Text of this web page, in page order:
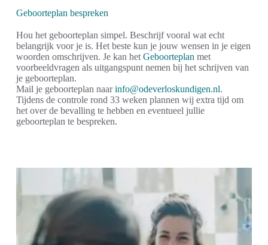
Geboorteplan bespreken
Hou het geboorteplan simpel. Beschrijf vooral wat echt
belangrijk voor je is. Het beste kun je jouw wensen in je eigen
woorden omschrijven. Je kan het Geboorteplan met
voorbeeldvragen als uitgangspunt nemen bij het schrijven van
je geboorteplan.
Mail je geboorteplan naarinfo@odeverloskundigen.nl.
Tijdens de controle rond 33 weken plannen wij extra tijd om
het over de bevalling te hebben en eventueel jullie
geboorteplan te bespreken.